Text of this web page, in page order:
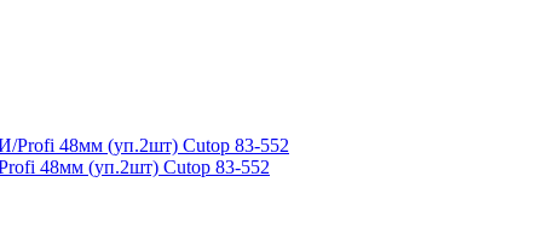
48мм (уп.2шт) Cutop 83-552